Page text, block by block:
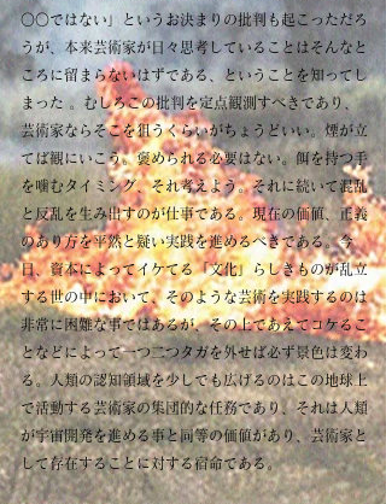
○○ではない」というお決まりの批判も起こっただろ
うが、本来芸術家が日々思考していることはそんなと
ころに留まらないはずである、ということを知ってし
まった 。むしろこの批判を定点観測すべきであり、
芸術家ならそこを狙うくらいがちょうどいい。煙が立
てば観にいこう。褒められる必要はない。餌を持つ手
を噛むタイミング、それ考えよう。それに続いて混乱
と反乱を生み出すのが仕事である。現在の価値、正義
のあり方を平然と疑い実践を進めるべきである。今
日、資本によってイケてる「文化」らしきものが乱立
する世の中において、そのような芸術を実践するのは
非常に困難な事ではあるが、その上であえてコケるこ
となどによって一つ二つタガを外せば必ず景色は変わ
る。人類の認知領域を少しでも広げるのはこの地球上
で活動する芸術家の集団的な任務であり、それは人類
が宇宙開発を進める事と同等の価値があり、芸術家と
して存在することに対する宿命である。